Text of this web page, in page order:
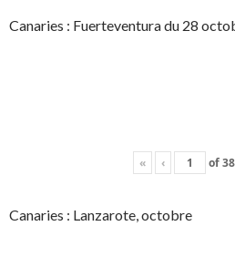
Canaries : Fuerteventura du 28
« ‹ of38
Canaries : Lanzarote, octobre